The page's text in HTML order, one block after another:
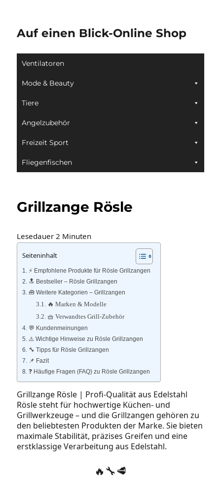
Auf einen Blick-Online Shop
Ventilatoren
Mode & Beauty
Tiere
Angelzubehör
Freizeit Sport
Fliegenfischen
Grillzange Rösle
Lesedauer 2 Minuten
Seiteninhalt
⚡️ Empfohlene Produkte für Rösle Grillzangen
🔝 Bestseller – Rösle Grillzangen
🧰 Weitere Kategorien – Grillzangen
🔥 Marken & Modelle
🧺 Verwandtes Grill‑Zubehör
💬 Kundenmeinungen
⚠️ Wichtige Hinweise zu Rösle Grillzangen
🔧 Tipps für Rösle Grillzangen
📌 Fazit
❓ Häufige Fragen (FAQ) zu Rösle Grillzangen
Grillzange Rösle | Profi‑Qualität aus Edelstahl
Rösle steht für hochwertige Küchen‑ und
Grillwerkzeuge – und die Grillzangen gehören zu
den beliebtesten Produkten der Marke. Sie bieten
maximale Stabilität, präzises Greifen und eine
erstklassige Verarbeitung aus Edelstahl.
🔥🔧🥩